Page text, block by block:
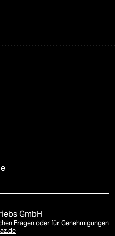
GmbH
Fragen oder für Genehmigungen